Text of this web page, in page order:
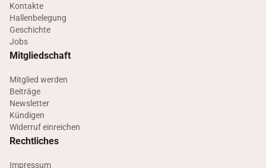
Kontakte
Hallenbelegung
Geschichte
Jobs
Mitgliedschaft
Mitglied werden
Beiträge
Newsletter
Kündigen
Widerruf einreichen
Rechtliches
Impressum